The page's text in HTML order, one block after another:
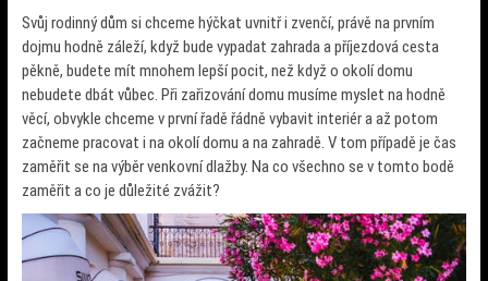
Svůj rodinný dům si chceme hýčkat uvnitř i zvenčí, právě na prvním
dojmu hodně záleží, když bude vypadat zahrada a příjezdová cesta
pěkně, budete mít mnohem lepší pocit, než když o okolí domu
nebudete dbát vůbec. Při zařizování domu musíme myslet na hodně
věcí, obvykle chceme v první řadě řádně vybavit interiér a až potom
začneme pracovat i na okolí domu a na zahradě. V tom případě je čas
zaměřit se na výběr venkovní dlažby. Na co všechno se v tomto bodě
zaměřit a co je důležité zvážit?